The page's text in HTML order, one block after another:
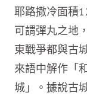
耶路撒冷面積
可謂彈丸之地
東戰爭都與古
來語中解作「
城」。據說古